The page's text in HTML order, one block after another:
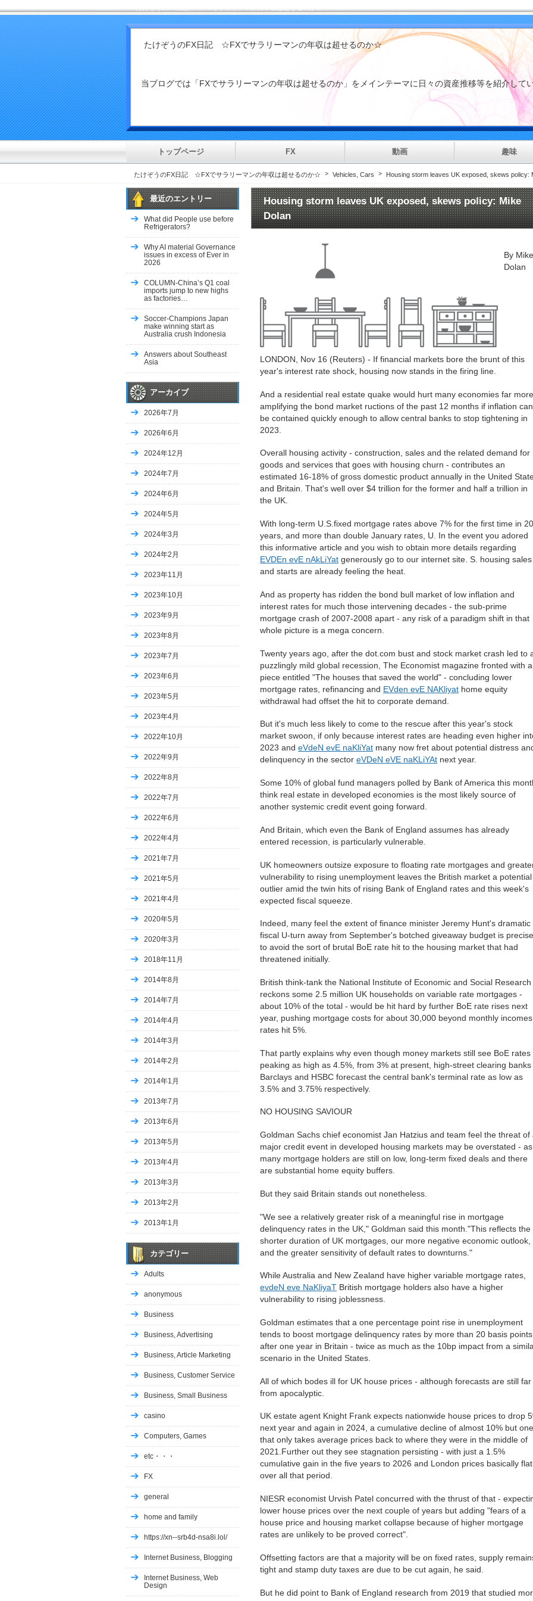
たけぞうのFX日記 ☆FXでサラリーマンの年収は超せるのか☆ Vehicles, Cars Housing storm leaves UK exposed, skews policy:
最近のエントリー
What did People use before
Refrigerators?
Why AI material Governance
issues in excess of Ever in
2026
COLUMN-China’s Q1 coal
imports jump to new highs
as factories…
Soccer-Champions Japan
make winning start as
Australia crush Indonesia
Answers about Southeast
Asia
アーカイブ
2026年7月
2026年6月
2024年12月
2024年7月
2024年6月
2024年5月
2024年3月
2024年2月
2023年11月
2023年10月
2023年9月
2023年8月
2023年7月
2023年6月
2023年5月
2023年4月
2022年10月
2022年9月
2022年8月
2022年7月
2022年6月
2022年4月
2021年7月
2021年5月
2021年4月
2020年5月
2020年3月
2018年11月
2014年8月
2014年7月
2014年4月
2014年3月
2014年2月
2014年1月
2013年7月
2013年6月
2013年5月
2013年4月
2013年3月
2013年2月
2013年1月
カテゴリー
Adults
anonymous
Business
Business, Advertising
Business, Article Marketing
Business, Customer Service
Business, Small Business
casino
Computers, Games
etc・・・
FX
general
home and family
https://xn--srb4d-nsa8i.lol/
Internet Business, Blogging
Internet Business, Web
Design
Housing storm leaves UK exposed, skews policy: Mike
Dolan
By Mike
Dolan
LONDON, Nov 16 (Reuters) - If financial markets bore the brunt of this
year's interest rate shock, housing now stands in the firing line.
And a residential real estate quake would hurt many economies far more,
amplifying the bond market ructions of the past 12 months if inflation
be contained quickly enough to allow central banks to stop tightening in
2023.
Overall housing activity - construction, sales and the related demand for
goods and services that goes with housing churn - contributes an
estimated 16-18% of gross domestic product annually in the United
and Britain. That's well over $4 trillion for the former and half a trillion in
the UK.
With long-term U.S.fixed mortgage rates above 7% for the first time in 20
years, and more than double January rates, U. In the event you adored
this informative article and you wish to obtain more details regarding
EVDEn evE nAkLiYat generously go to our internet site. S. housing sales
and starts are already feeling the heat.
And as property has ridden the bond bull market of low inflation and
interest rates for much those intervening decades - the sub-prime
mortgage crash of 2007-2008 apart - any risk of a paradigm shift in that
whole picture is a mega concern.
Twenty years ago, after the dot.com bust and stock market crash led to
puzzlingly mild global recession, The Economist magazine fronted with a
piece entitled "The houses that saved the world" - concluding lower
mortgage rates, refinancing and EVden evE NAKliyat home equity
withdrawal had offset the hit to corporate demand.
But it's much less likely to come to the rescue after this year's stock
market swoon, if only because interest rates are heading even higher
2023 and eVdeN evE naKliYat many now fret about potential distress
delinquency in the sector eVDeN eVE naKLiYAt next year.
Some 10% of global fund managers polled by Bank of America this
think real estate in developed economies is the most likely source of
another systemic credit event going forward.
And Britain, which even the Bank of England assumes has already
entered recession, is particularly vulnerable.
UK homeowners outsize exposure to floating rate mortgages and
vulnerability to rising unemployment leaves the British market a potential
outlier amid the twin hits of rising Bank of England rates and this week's
expected fiscal squeeze.
Indeed, many feel the extent of finance minister Jeremy Hunt's dramatic
fiscal U-turn away from September's botched giveaway budget is
to avoid the sort of brutal BoE rate hit to the housing market that had
threatened initially.
British think-tank the National Institute of Economic and Social Research
reckons some 2.5 million UK households on variable rate mortgages -
about 10% of the total - would be hit hard by further BoE rate rises next
year, pushing mortgage costs for about 30,000 beyond monthly
rates hit 5%.
That partly explains why even though money markets still see BoE rates
peaking as high as 4.5%, from 3% at present, high-street clearing banks
Barclays and HSBC forecast the central bank's terminal rate as low as
3.5% and 3.75% respectively.
NO HOUSING SAVIOUR
Goldman Sachs chief economist Jan Hatzius and team feel the threat of
major credit event in developed housing markets may be overstated - as
many mortgage holders are still on low, long-term fixed deals and there
are substantial home equity buffers.
But they said Britain stands out nonetheless.
"We see a relatively greater risk of a meaningful rise in mortgage
delinquency rates in the UK," Goldman said this month."This reflects the
shorter duration of UK mortgages, our more negative economic outlook,
and the greater sensitivity of default rates to downturns."
While Australia and New Zealand have higher variable mortgage rates,
evdeN eve NaKliyaT British mortgage holders also have a higher
vulnerability to rising joblessness.
Goldman estimates that a one percentage point rise in unemployment
tends to boost mortgage delinquency rates by more than 20 basis points
after one year in Britain - twice as much as the 10bp impact from a
scenario in the United States.
All of which bodes ill for UK house prices - although forecasts are still far
from apocalyptic.
UK estate agent Knight Frank expects nationwide house prices to drop
next year and again in 2024, a cumulative decline of almost 10% but one
that only takes average prices back to where they were in the middle of
2021.Further out they see stagnation persisting - with just a 1.5%
cumulative gain in the five years to 2026 and London prices basically flat
over all that period.
NIESR economist Urvish Patel concurred with the thrust of that -
lower house prices over the next couple of years but adding "fears of a
house price and housing market collapse because of higher mortgage
rates are unlikely to be proved correct".
Offsetting factors are that a majority will be on fixed rates, supply
tight and stamp duty taxes are due to be cut again, he said.
But he did point to Bank of England research from 2019 that studied
カテゴリー 一覧
トップページ
other
anonymous
general
SocietyMarriage
https://xn--srb4d-nsa8i.lol/
Adults
Business
Home & Family, Hobbies
Travel & Leisure, Destinations
Home & Family, Home Improvement
Home & Family, Landscaping
Uncategorized
Home & Family, Parenting
moving company
Vehicles, Cars
Home & Family, Holidays
Uncategorized
Business, Customer Service
Uncategorized
Uncategorized
Uncategorized
Uncategorized
Uncategorized
Uncategorized
Uncategorized
Uncategorized
Uncategorized
Uncategorized
Uncategorized
Uncategorized
Uncategorized
Uncategorized
Uncategorized
Uncategorized
Business, Article Marketing
Uncategorized
Uncategorized
Uncategorized
Uncategorized
Uncategorized
Uncategorized
Uncategorized
Uncategorized
Uncategorized
Uncategorized
Uncategorized
Uncategorized
Uncategorized
Uncategorized
Uncategorized
Uncategorized
Uncategorized
Uncategorized
Uncategorized
Uncategorized
Uncategorized
Uncategorized
Uncategorized
Uncategorized
Uncategorized
Uncategorized
Uncategorized
Business, Advertising
Internet Business, Blogging
home and family
시지치과
시지치과
ugly christmas sweater day 2023
casino
national chicken wing day 2023
national pierogi day 2023
Business, Small Business
Computers, Games
Internet Business, Web Design
動画
趣味
etc・・・
アーカイブ
2026年7月(1)
2026年6月(1)
2024年12月 (7)
2024年7月(1)
2024年6月
2024年5月
2024年2月(1)
2023年11月(1)
2023年9月(163)
2023年8月(6)
2023年7月(85)
2023年6月(487)
2023年5月(119)
2023年4月(109)
2022年7月
2022年4月
2021年7月(1)
2021年5月(7)
2021年4月
2020年5月
2020年3月(1)
2018年11月(1)
2014年7月(2)
2014年4月(1)
2014年3月(1)
2013年7月(3)
2013年6月(5)
2013年5月(15)
2013年4月(22)
2013年1月(1)
コンテンツ
たけぞうのFX日記 ☆FXでサラリーマンの年収は超せるのか☆
当ブログでは「FXでサラリーマンの年収は超せるのか」をメインテーマに日々の資産推移等を紹
トップページ FX 動画 趣味